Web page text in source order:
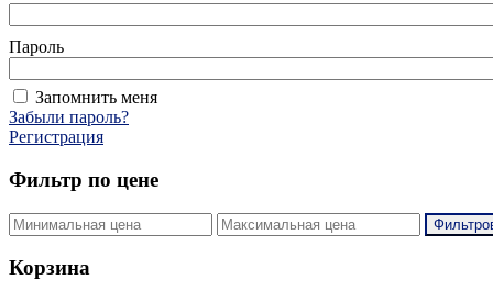
Пароль
Запомнить меня
Забыли пароль?
Регистрация
Фильтр по цене
Корзина